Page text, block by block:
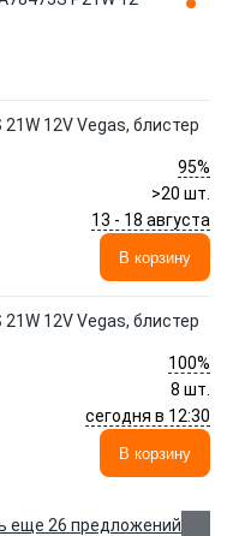
12V Vegas, блистер
95%
>20 шт.
13 - 18 августа
В корзину
12V Vegas, блистер
100%
8 шт.
сегодня в 12:30
В корзину
еще 26 предложений